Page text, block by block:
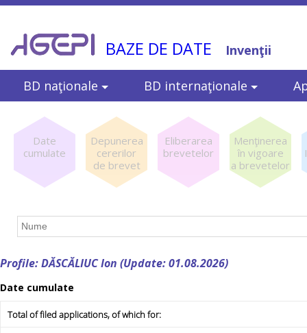
BAZE DE DATE Invenţii
BD naţionale BD internaţionale
Date
cumulate
Depunerea
cererilor
de brevet
Eliberarea
brevetelor
Menţinerea
în vigoare
a brevetelor
Profile: DĂSCĂLIUC Ion (Update: 01.08.2026)
Date cumulate
Total of filed applications, of which for: